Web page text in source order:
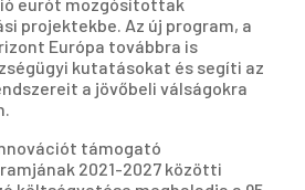
projektekbe. Az új program, a
Európa továbbra is
kutatásokat és segíti az
a jövőbeli válságokra
támogató
2021-2027 közötti